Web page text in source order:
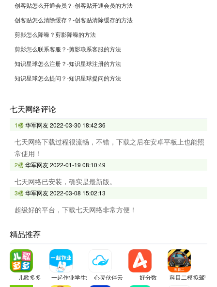
创客贴怎么开通会员？-创客贴开通会员的方法
创客贴怎么清除缓存？-创客贴清除缓存的方法
剪影怎么降噪？剪影降噪的方法
剪影怎么联系客服？-剪影联系客服的方法
知识星球怎么注册？-知识星球注册的方法
知识星球怎么提问？-知识星球提问的方法
七天网络评论
1楼华军网友2022-03-30 18:42:36
七天网络下载过程很流畅，不错，下载之后在安卓平板上也能照
常使用！
2楼华军网友2022-01-19 08:10:49
七天网络已安装，确实是最新版。
3楼华军网友2022-03-08 15:02:13
超级好的平台，下载七天网络非常方便！
精品推荐
儿歌多多 一起作业学生端 心灵伙伴云 好分数 科目二模拟驾驶